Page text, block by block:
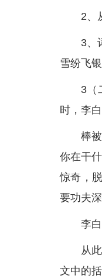
2、
3、
雪纷飞
3（
时，李
棒
你在干
惊奇，
要功夫
李
从
文中的